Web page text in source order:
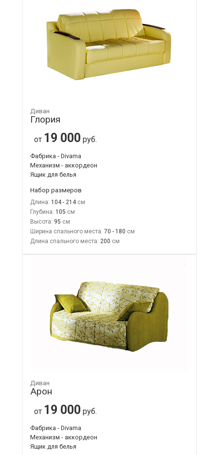
Диван
Глория
от 19 000 руб.
Фабрика - Divama
Механизм - аккордеон
Ящик для белья
Набор размеров
Длина: 104 - 214
Глубина: 105
Высота: 95
Ширина спального места: 70 - 180
Длина спального места: 200
Диван
Арон
от 19 000 руб.
Фабрика - Divama
Механизм - аккордеон
Ящик для белья